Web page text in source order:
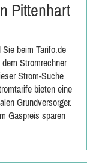
Pittenhart
beim Tarifo.de
Stromrechner
Strom-Suche
bieten eine
Grundversorger.
Gaspreis sparen